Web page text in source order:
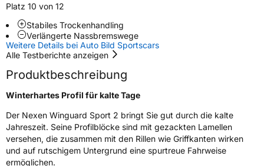
EU Label
EffizienzC
Nasshaftung C
Rollgeräusch (Klasse)B
Rollgeräusch (dB)72
Platz 10 von 12
Stabiles Trockenhandling
Verlängerte Nassbremswege
Weitere Details bei Auto Bild Sportscars
Alle Testberichte anzeigen
Produktbeschreibung
Winterhartes Profil für kalte Tage
Der Nexen Winguard Sport 2 bringt Sie gut durch die kalte
Jahreszeit. Seine Profilblöcke sind mit gezackten Lamellen
versehen, die zusammen mit den Rillen wie Griffkanten wirken
und auf rutschigem Untergrund eine spurtreue Fahrweise
ermöglichen.